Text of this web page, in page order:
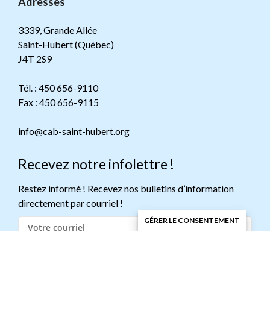
3339, Grande Allée
Saint-Hubert (Québec)
J4T 2S9
Tél. : 450 656-9110
Fax : 450 656-9115
info@cab-saint-hubert.org
Recevez notre infolettre !
Restez informé ! Recevez nos bulletins d’information
directement par courriel !
GÉRER LE CONSENTEMENT